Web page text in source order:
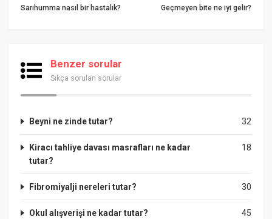
Sarıhumma nasıl bir hastalık? Geçmeyen bite ne iyi gelir?
Benzer sorular
Sıkça sorulan sorular
32
Beyni ne zinde tutar?
18
Kiracı tahliye davası masrafları ne kadar
tutar?
30
Fibromiyalji nereleri tutar?
45
Okul alışverişi ne kadar tutar?